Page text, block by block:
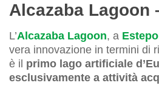
Alcazaba Lagoon
L’Alcazaba Lagoon, a
vera innovazione in termini di
è il primo lago artificiale
esclusivamente a attività